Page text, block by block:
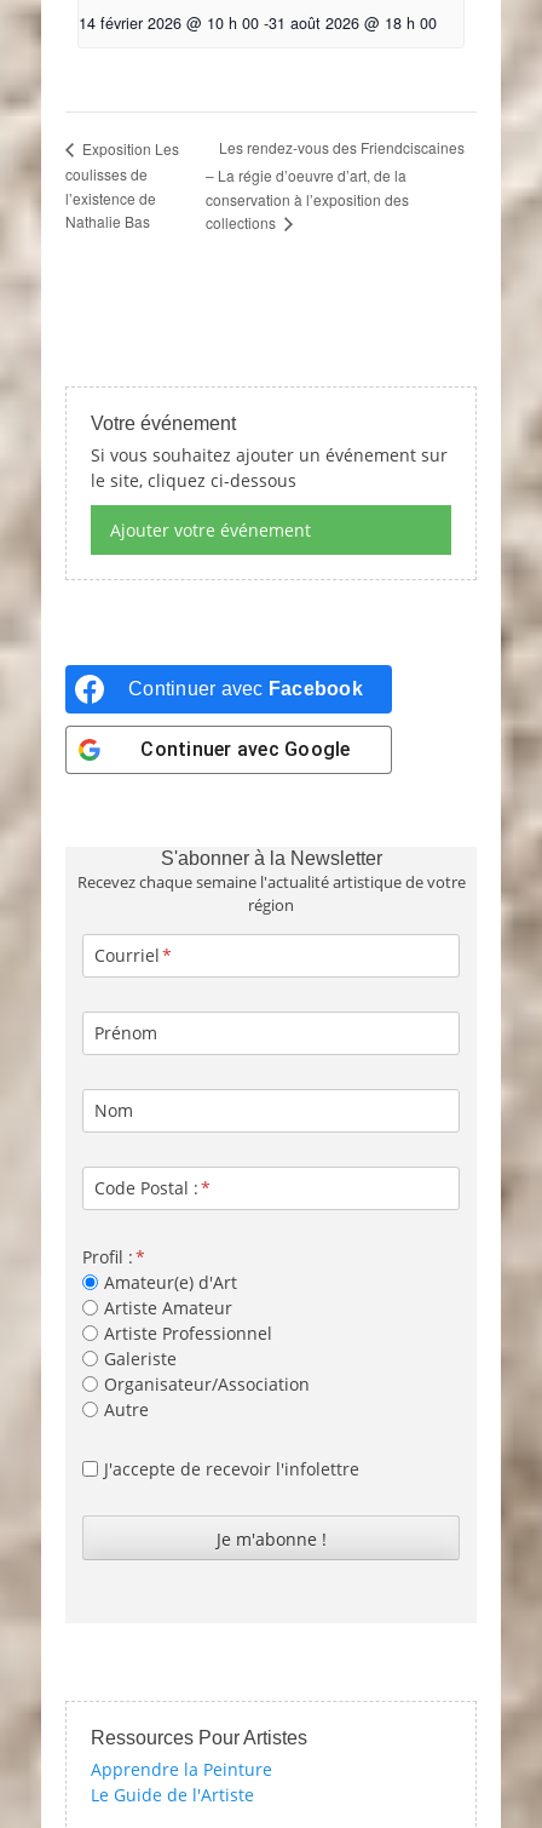
14 février 2026 @ 10 h 00 -31 août 2026 @ 18 h 00
Exposition Les
coulisses de
l’existence de
Nathalie Bas
Les rendez-vous des Friendciscaines
– La régie d’oeuvre d’art, de la
conservation à l’exposition des
collections
Votre événement
Si vous souhaitez ajouter un événement sur
le site, cliquez ci-dessous
Ajouter votre événement
Continuer avec Facebook
Continuer avec Google
S'abonner à la Newsletter
Recevez chaque semaine l'actualité artistique de votre
région
Courriel
Prénom
Nom
Code Postal :
Profil :
Amateur(e) d'Art
Artiste Amateur
Artiste Professionnel
Galeriste
Organisateur/Association
Autre
J'accepte de recevoir l'infolettre
Ressources Pour Artistes
Apprendre la Peinture
Le Guide de l'Artiste